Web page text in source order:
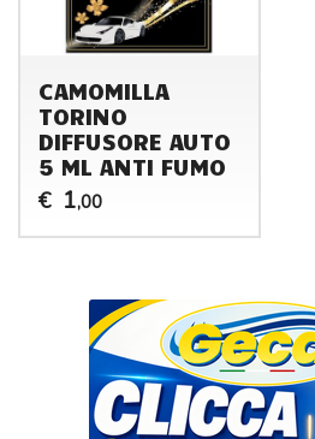
CAMOMILLA
TORINO
DIFFUSORE AUTO
5 ML ANTI FUMO
€ 1,00